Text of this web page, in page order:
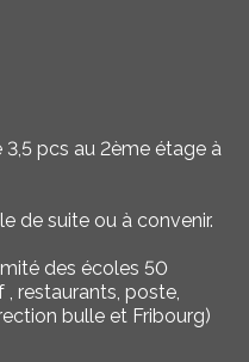
pcs au 2ème étage à
de suite ou à convenir.
des écoles 50
restaurants, poste,
bulle et Fribourg)